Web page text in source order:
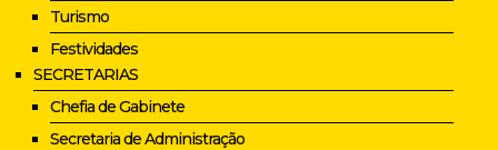
Turismo
Festividades
SECRETARIAS
Chefia de Gabinete
Secretaria de Administração